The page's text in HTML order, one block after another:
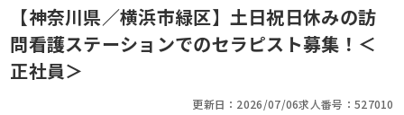
【神奈川県／横浜市緑区】土日祝日休みの訪
問看護ステーションでのセラピスト募集！＜
正社員＞
更新日：2026/07/06求人番号：527010